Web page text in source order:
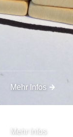
Mehr Infos
Mehr Infos